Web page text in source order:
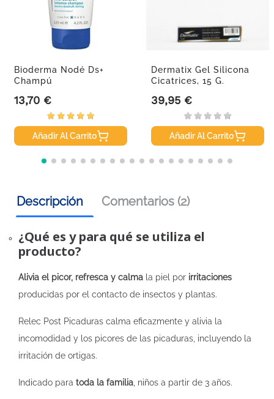
Bioderma Nodé Ds+
Champú
Precio
13,70 €
Añadir Al Carrito
Dermatix Gel Silicona
Cicatrices, 15 G.
Precio
39,95 €
Añadir Al Carrito
Descripción Comentarios (2)
¿Qué es y para qué se utiliza el
producto?
Alivia el picor, refresca y calma la piel por irritaciones
producidas por el contacto de insectos y plantas.
Relec Post Picaduras calma eficazmente y alivia la
incomodidad y los picores de las picaduras, incluyendo la
irritación de ortigas.
Indicado para toda la familia , niños a partir de 3 años.